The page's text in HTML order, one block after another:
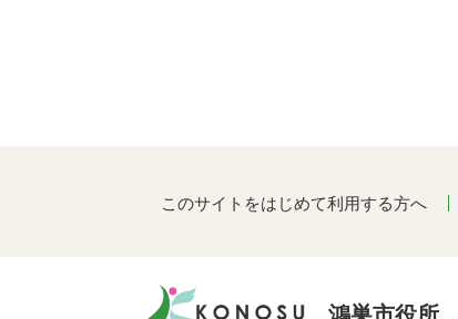
このサイトをはじめて利用する方へ